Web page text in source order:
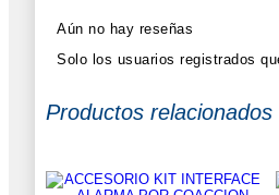
Aún no hay reseñas
Solo los usuarios registrados
Productos relacionados